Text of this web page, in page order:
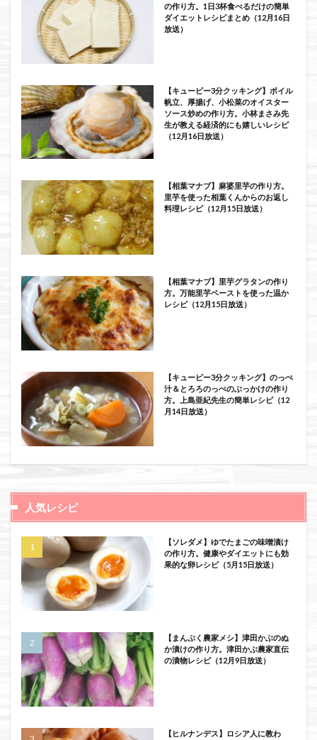
の作り方。1日3杯食べるだけの簡単
ダイエットレシピまとめ（12月16日
放送）
【キューピー3分クッキング】ボイル
帆立、厚揚げ、小松菜のオイスター
ソース炒めの作り方。小林まさみ先
生が教える経済的にも嬉しいレシピ
（12月16日放送）
【相葉マナブ】麻婆里芋の作り方。
里芋を使った相葉くんからのお返し
料理レシピ（12月15日放送）
【相葉マナブ】里芋グラタンの作り
方。万能里芋ペーストを使った温か
レシピ（12月15日放送）
【キューピー3分クッキング】のっぺ
汁＆とろろのっぺのぶっかけの作り
方。上島亜紀先生の簡単レシピ（12
月14日放送）
人気レシピ
【ソレダメ】ゆでたまごの味噌漬け
の作り方。健康やダイエットにも効
果的な卵レシピ（5月15日放送）
【まんぷく農家メシ】津田かぶのぬ
か漬けの作り方。津田かぶ農家直伝
の漬物レシピ（12月9日放送）
【ヒルナンデス】ロシア人に教わ